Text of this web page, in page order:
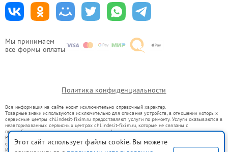
Мы принимаем
все формы оплаты
Политика конфиденциальности
Вся информация на сайте носит исключительно справочный характер.
Товарные знаки используются исключительно для описания устройств, в отношении которых
сервисные центры chl.indesit-fixim.ru предоставляют услуги по ремонту. Услуги оказываются в
неавторизованных сервисных центрах chl.indesit-fixim.ru, которые не связаны с
правообладателями товарных знаков или их официальными представителями.
Ремонт осуществляется для устройств, уже введенных в гражданский оборот в соответствии
со статьей 1487 ГК РФ.
Использование товарных знаков не преследует цели индивидуализации услуг или введения
Этот сайт использует файлы cookie. Вы можете